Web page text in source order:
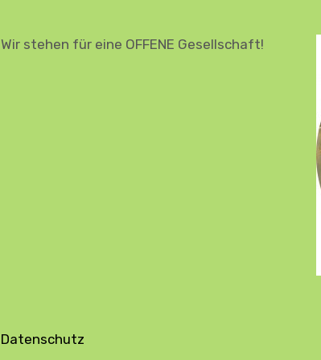
Wir stehen für eine OFFENE Gesellschaft!
Datenschutz